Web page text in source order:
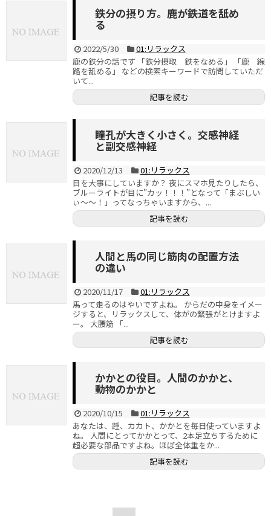
鉄分の摂り方。鹿が鉄道を舐め
る
2022/5/30
01:リラックス
鹿の鉄分の話です 「鉄分摂取 鉄をなめる」 「鹿 線
路を舐める」 などの検索キーワードで訪問していただ
いて...
記事を読む
瞳孔が大きく小さく。交感神経
と副交感神経
2020/12/13
01:リラックス
目を大事にしていますか？ 夜にスマホ見たりしたら、
ブルーライトが目に”カッ！！！”となって「まぶしい
ぃ～～！」ってなっちゃいますから、...
記事を読む
人間と馬の同じ筋肉の配置方法
の違い
2020/11/17
01:リラックス
馬って走るのはやいですよね。 からだの中身をイメー
ジすると、リラックスして、体がの緊張がとけますよ
ー。 大腰筋 「...
記事を読む
かかとの役目。人間のかかと、
動物のかかと
2020/10/15
01:リラックス
あなたは、踵、カカト、かかとを毎日使っていますよ
ね。 人間にとってかかとって、2本足立ちするために
超必要な部品ですよね。ほぼ全体重をか...
記事を読む